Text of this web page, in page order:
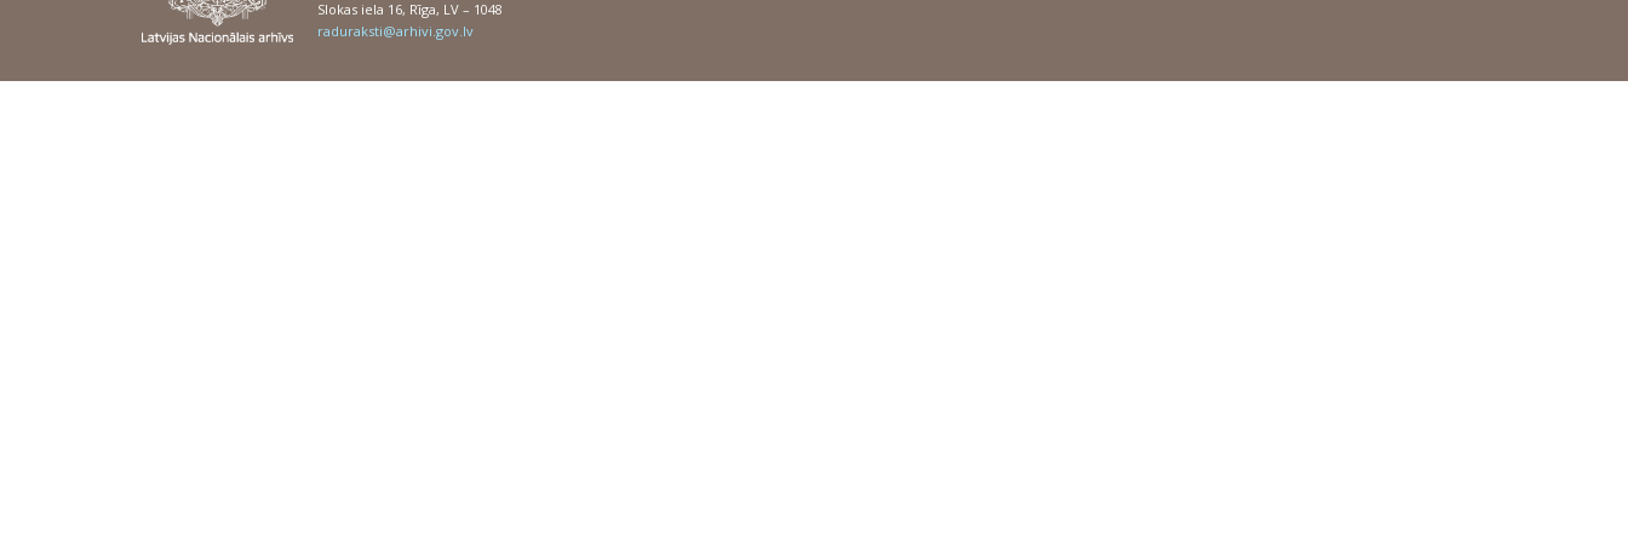
Slokas iela 16, Rīga, LV – 1048
raduraksti@arhivi.gov.lv